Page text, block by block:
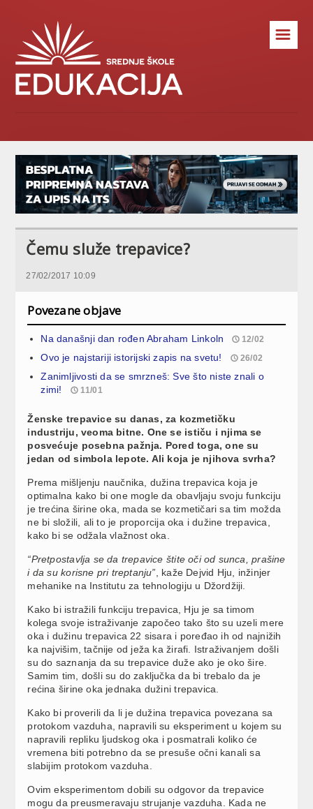
☰
Čemu služe trepavice?
27/02/2017 10:09
Povezane objave
Na današnji dan rođen Abraham Linkoln 12/02
Ovo je najstariji istorijski zapis na svetu! 26/02
Zanimljivosti da se smrzneš: Sve što niste znali o
zimi!
11/01
Ženske trepavice su danas, za kozmetičku
industriju, veoma bitne. One se ističu i njima se
posvećuje posebna pažnja. Pored toga, one su
jedan od simbola lepote. Ali koja je njihova svrha?
Prema mišljenju naučnika, dužina trepavica koja je
optimalna kako bi one mogle da obavljaju svoju funkciju
je trećina širine oka, mada se kozmetičari sa tim možda
ne bi složili, ali to je proporcija oka i dužine trepavica,
kako bi se odžala vlažnost oka.
“Pretpostavlja se da trepavice štite oči od sunca, prašine
i da su korisne pri treptanju” , kaže Dejvid Hju, inžinjer
mehanike na Institutu za tehnologiju u Džordžiji.
Kako bi istražili funkciju trepavica, Hju je sa timom
kolega svoje istraživanje započeo tako što su uzeli mere
oka i dužinu trepavica 22 sisara i poređao ih od najnižih
ka najvišim, tačnije od ježa ka žirafi. Istraživanjem došli
su do saznanja da su trepavice duže ako je oko šire.
Samim tim, došli su do zaključka da bi trebalo da je
rećina širine oka jednaka dužini trepavica.
Kako bi proverili da li je dužina trepavica povezana sa
protokom vazduha, napravili su eksperiment u kojem su
napravili repliku ljudskog oka i posmatrali koliko će
vremena biti potrebno da se presuše očni kanali sa
slabijim protokom vazduha.
Ovim eksperimentom dobili su odgovor da trepavice
mogu da preusmeravaju strujanje vazduha. Kada ne